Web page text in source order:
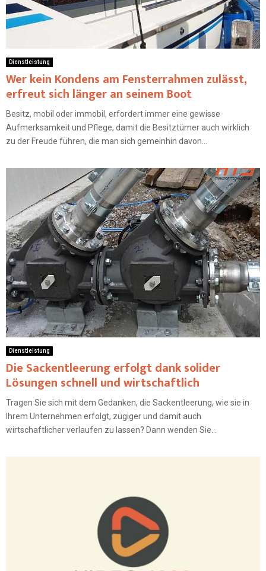
Dienstleistung
Wer kein Kondens am Fensterrahmen zulässt,
erfreut sich länger an seinem Boot
Besitz, mobil oder immobil, erfordert immer eine gewisse
Aufmerksamkeit und Pflege, damit die Besitztümer auch wirklich
zu der Freude führen, die man sich gemeinhin davon...
Dienstleistung
Die Sackentleerung erfolgt dank solider
Lösungen schnell und wirtschaftlich
Tragen Sie sich mit dem Gedanken, die Sackentleerung, wie sie in
Ihrem Unternehmen erfolgt, zügiger und damit auch
wirtschaftlicher verlaufen zu lassen? Dann wenden Sie...